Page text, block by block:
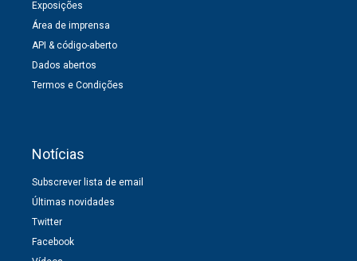
Exposições
Área de imprensa
API & código-aberto
Dados abertos
Termos e Condições
Notícias
Subscrever lista de email
Últimas novidades
Twitter
Facebook